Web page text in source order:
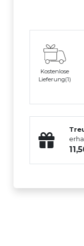
Kostenlose
Lieferung(1)